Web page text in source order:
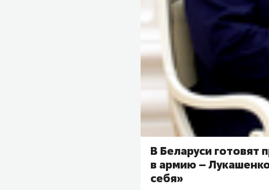
В Беларуси готовят
в армию –
себя»